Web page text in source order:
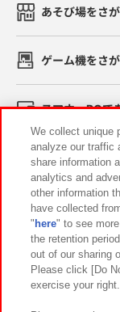
あそび場をさ
ゲーム機をさ
スマホ・PCで
イベント・キ
関連会社
プライバシーポリ
お取引先
We collect unique
analyze our traffic
share information
analytics and
other information
have collected
" here" to see
the retention
out of our sharing
Please click [Do
exercise your right.